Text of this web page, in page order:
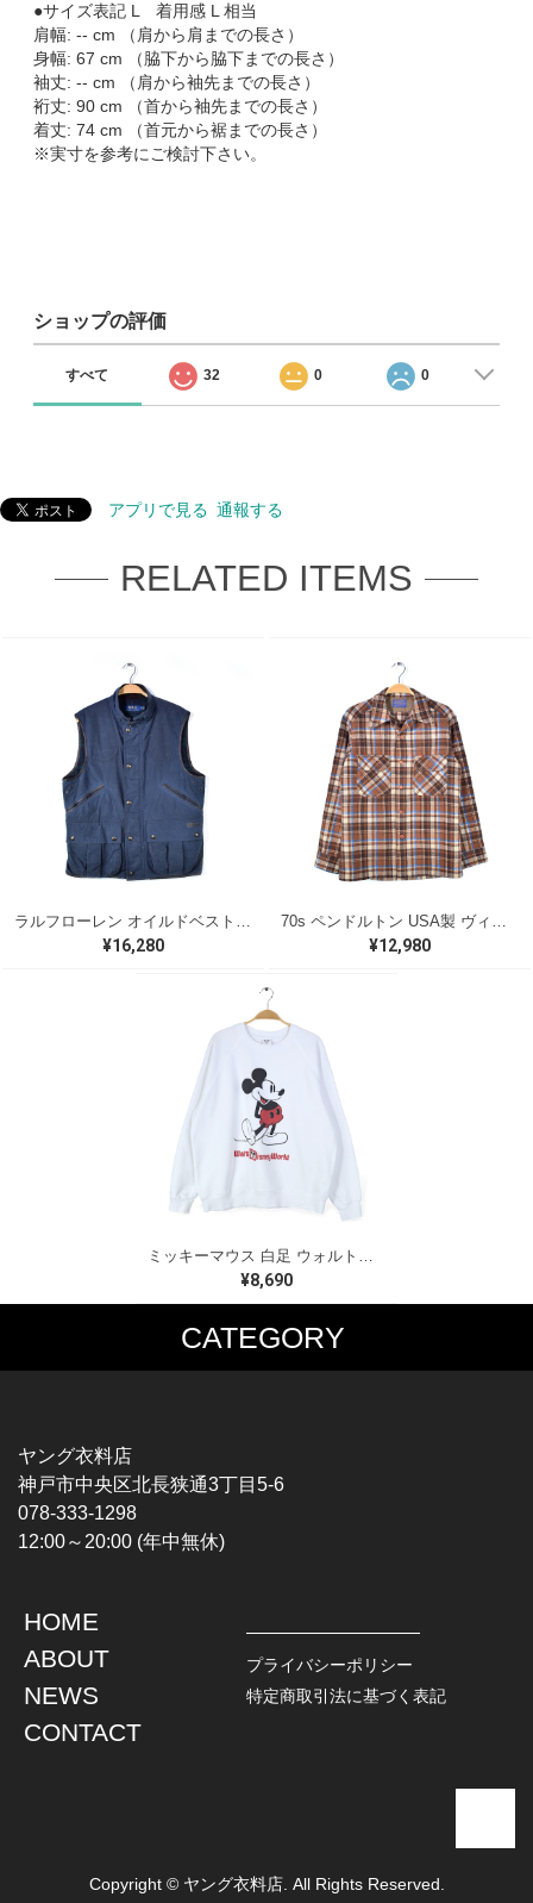
●サイズ表記 L 着用感 L 相当
肩幅: -- cm （肩から肩までの長さ）
身幅: 67 cm （脇下から脇下までの長さ）
袖丈: -- cm （肩から袖先までの長さ）
裄丈: 90 cm （首から袖先までの長さ）
着丈: 74 cm （首元から裾までの長さ）
※実寸を参考にご検討下さい。
ショップの評価
すべて 32 0 0
アプリで見る 通報する
RELATED ITEMS
¥16,280 ¥12,980
ミッキーマウス 白足 ウォルトディズニーオフィシャル スウェット ホワイト WALT DISNEY WORLD ウォルトディズニーオフィシャル サイズXL相当 古着 CF0995
¥8,690
CATEGORY
MUSIC TEE
HARDCORE / PUNK
PROGLESSIVE ROCK
POPS
SOUL / R&B
T-SHIRTS
CHAMPION
TOPS
L / S SHIRT
S / S SHIRT
HAWAIIAN SHIRT
JACKET
DENIM
LEATHER
ヤング衣料店
神戸市中央区北長狭通3丁目5-6
078-333-1298
12:00～20:00 (年中無休)
HOME
ABOUT
NEWS
CONTACT
プライバシーポリシー
特定商取引法に基づく表記
Copyright © ヤング衣料店. All Rights Reserved.